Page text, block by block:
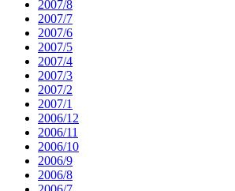
2007/8
2007/7
2007/6
2007/5
2007/4
2007/3
2007/2
2007/1
2006/12
2006/11
2006/10
2006/9
2006/8